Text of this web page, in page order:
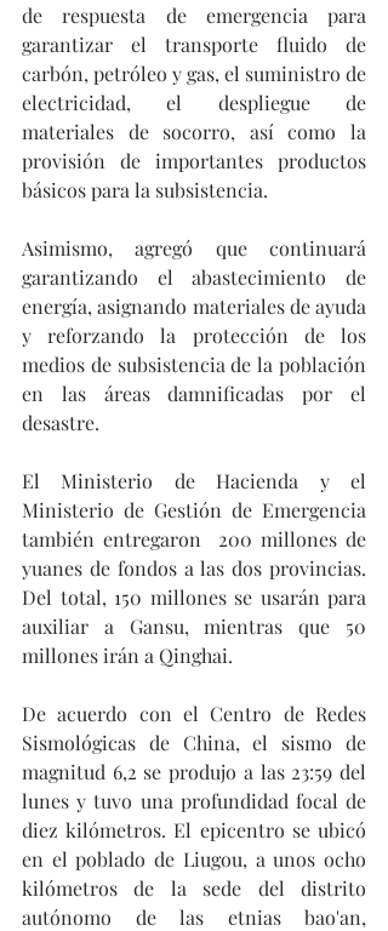
de respuesta de emergencia para
garantizar el transporte fluido de
carbón, petróleo y gas, el suministro de
electricidad, el despliegue de
materiales de socorro, así como la
provisión de importantes productos
básicos para la subsistencia.
Asimismo, agregó que continuará
garantizando el abastecimiento de
energía, asignando materiales de ayuda
y reforzando la protección de los
medios de subsistencia de la población
en las áreas damnificadas por el
desastre.
El Ministerio de Hacienda y el
Ministerio de Gestión de Emergencia
también entregaron  200 millones de
yuanes de fondos a las dos provincias.
Del total, 150 millones se usarán para
auxiliar a Gansu, mientras que 50
millones irán a Qinghai.
De acuerdo con el Centro de Redes
Sismológicas de China, el sismo de
magnitud 6,2 se produjo a las 23:59 del
lunes y tuvo una profundidad focal de
diez kilómetros. El epicentro se ubicó
en el poblado de Liugou, a unos ocho
kilómetros de la sede del distrito
autónomo de las etnias bao'an,